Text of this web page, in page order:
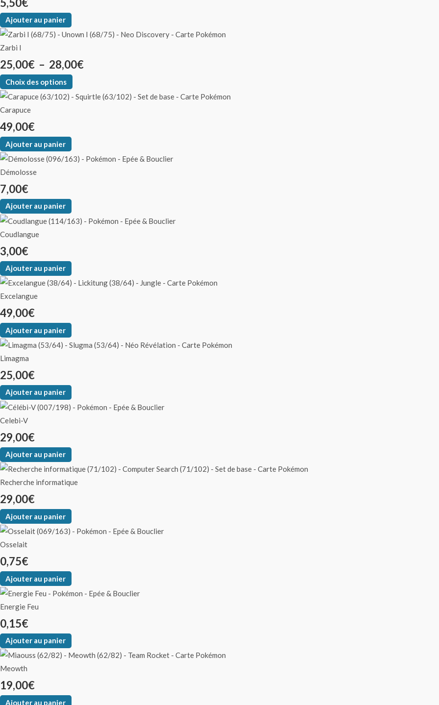
Ajouter au panier
Zarbi I
25,00€ – 28,00€
Choix des options
Carapuce
49,00€
Ajouter au panier
Démolosse
7,00€
Ajouter au panier
Coudlangue
3,00€
Ajouter au panier
Excelangue
49,00€
Ajouter au panier
Limagma
25,00€
Ajouter au panier
Celebi-V
29,00€
Ajouter au panier
Recherche informatique
29,00€
Ajouter au panier
Osselait
0,75€
Ajouter au panier
Energie Feu
0,15€
Ajouter au panier
Meowth
19,00€
Ajouter au panier